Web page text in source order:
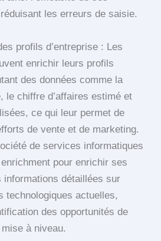
les erreurs de saisie.
profils d’entreprise : Les
enrichir leurs profils
des données comme la
le chiffre d’affaires estimé et
ce qui leur permet de
de vente et de marketing.
de services informatiques
pour enrichir ses
informations détaillées sur
technologiques actuelles,
des opportunités de
à niveau.